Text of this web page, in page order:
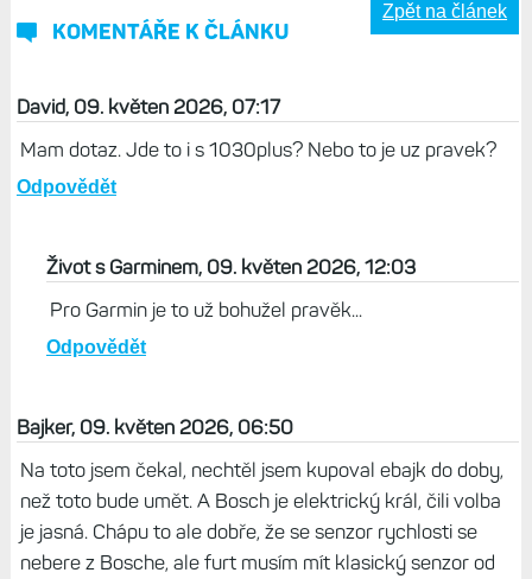
KOMENTÁŘE K ČLÁNKU
Zpět na článek
David, 09. květen 2026, 07:17
Mam dotaz. Jde to i s 1030plus? Nebo to je uz pravek?
Odpovědět
Život s Garminem, 09. květen 2026, 12:03
Pro Garmin je to už bohužel pravěk...
Odpovědět
Bajker, 09. květen 2026, 06:50
Na toto jsem čekal, nechtěl jsem kupoval ebajk do doby,
než toto bude umět. A Bosch je elektrický král, čili volba
je jasná. Chápu to ale dobře, že se senzor rychlosti se
nebere z Bosche, ale furt musím mít klasický senzor od